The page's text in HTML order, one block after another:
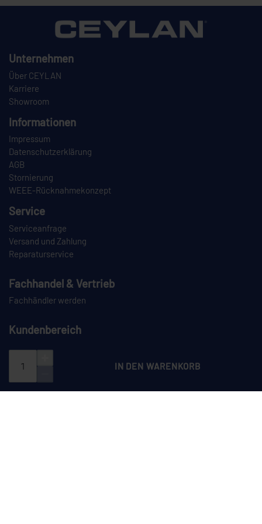
IN DEN WARENKORB
Unternehmen
Über CEYLAN
Karriere
Showroom
Informationen
Impressum
Datenschutzerklärung
AGB
Stornierung
WEEE-Rücknahmekonzept
Service
Serviceanfrage
Versand und Zahlung
Reparaturservice
Fachhandel & Vertrieb
Fachhändler werden
Kundenbereich